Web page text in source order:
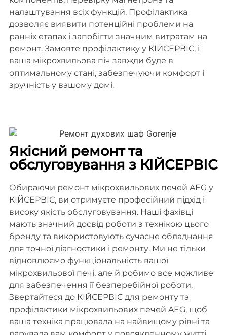
налаштування всіх функцій. Профілактика
дозволяє виявити потенційні проблеми на
ранніх етапах і запобігти значним витратам на
ремонт. Замовте профілактику у КІЙСЕРВІС, і
ваша мікрохвильова піч завжди буде в
оптимальному стані, забезпечуючи комфорт і
зручність у вашому домі.
Якісний ремонт та
обслуговування з КІЙСЕРВІС
Обираючи ремонт мікрохвильових печей AEG у
КІЙСЕРВІС, ви отримуєте професійний підхід і
високу якість обслуговування. Наші фахівці
мають значний досвід роботи з технікою цього
бренду та використовують сучасне обладнання
для точної діагностики і ремонту. Ми не тільки
відновлюємо функціональність вашої
мікрохвильової печі, але й робимо все можливе
для забезпечення її безперебійної роботи.
Звертайтеся до КІЙСЕРВІС для ремонту та
профілактики мікрохвильових печей AEG, щоб
ваша техніка працювала на найвищому рівні та